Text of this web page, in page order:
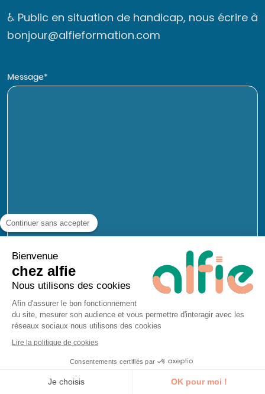
♿ Public en situation de handicap, nous écrire à
bonjour@alfieformation.com
Message
Nom
Prénom
Continuer sans accepter
Bienvenue
chez alfie
Nous utilisons des cookies
Afin d'assurer le bon fonctionnement
du site, mesurer son audience et vous permettre d'interagir avec les
réseaux sociaux nous utilisons des cookies
Lire la politique de cookies
Consentements certifiés par
Je choisis OK pour moi !